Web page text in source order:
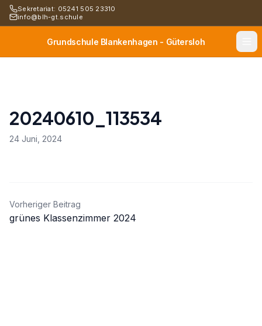
Sekretariat: 05241 505 23310
info@blh-gt.schule
Grundschule Blankenhagen - Gütersloh
20240610_113534
24 Juni, 2024
Beitragsnavigation
Vorheriger Beitrag
grünes Klassenzimmer 2024